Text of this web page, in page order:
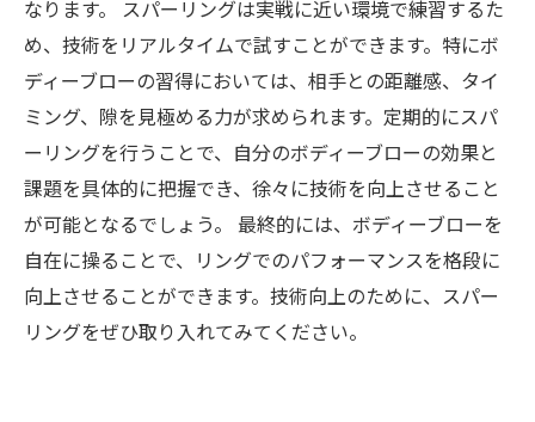
なります。 スパーリングは実戦に近い環境で練習するた
め、技術をリアルタイムで試すことができます。特にボ
ディーブローの習得においては、相手との距離感、タイ
ミング、隙を見極める力が求められます。定期的にスパ
ーリングを行うことで、自分のボディーブローの効果と
課題を具体的に把握でき、徐々に技術を向上させること
が可能となるでしょう。 最終的には、ボディーブローを
自在に操ることで、リングでのパフォーマンスを格段に
向上させることができます。技術向上のために、スパー
リングをぜひ取り入れてみてください。